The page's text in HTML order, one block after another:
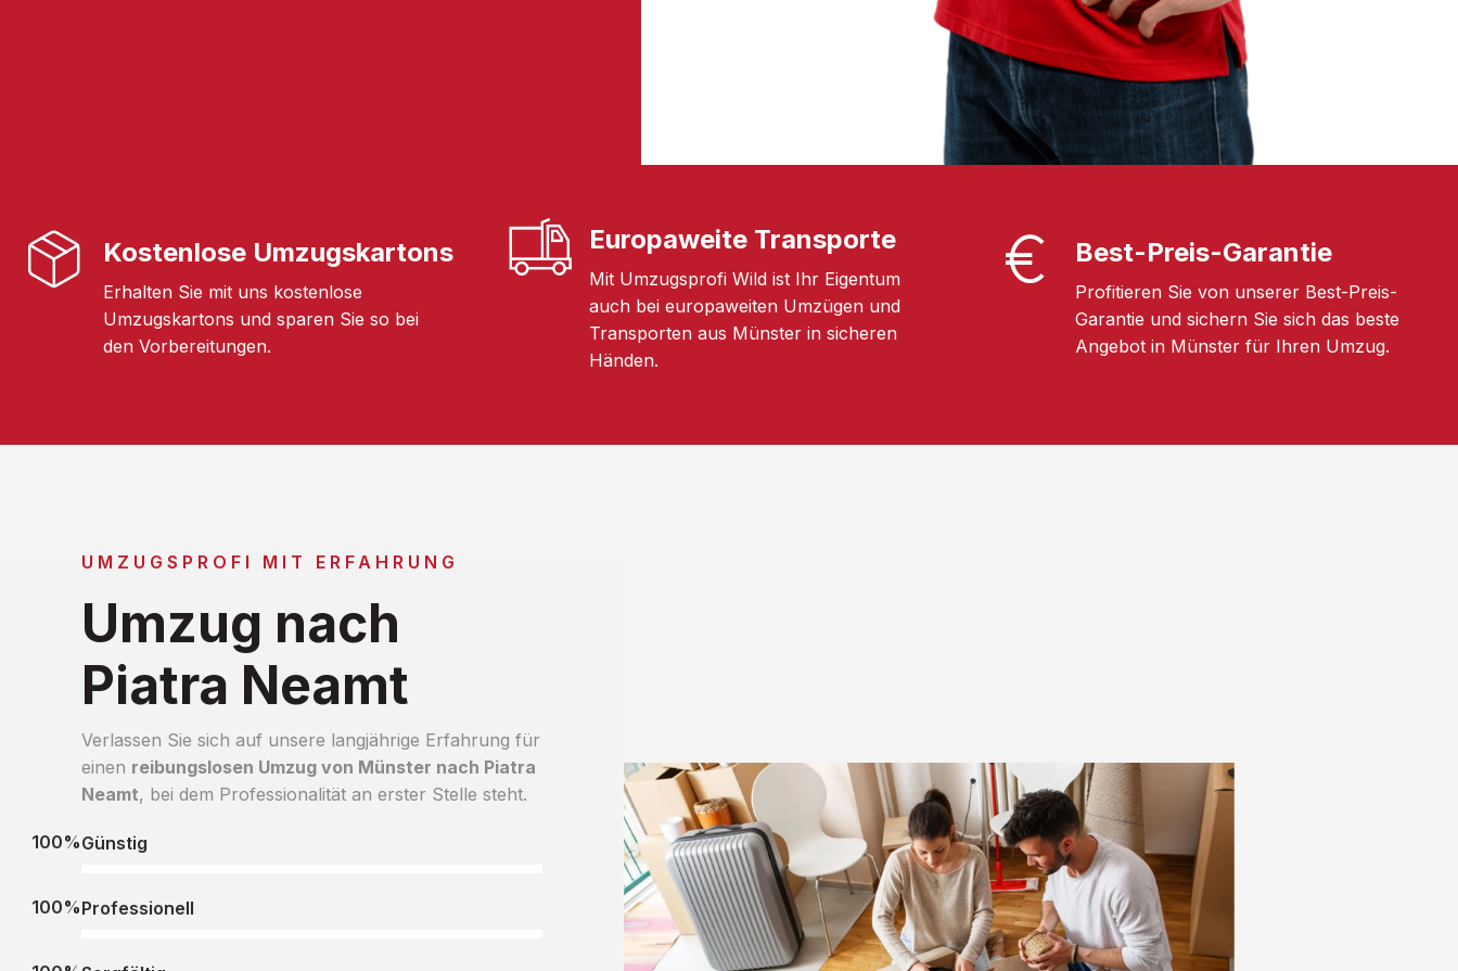
Kostenlose Umzugskartons
Erhalten Sie mit uns kostenlose
Umzugskartons und sparen Sie so bei
den Vorbereitungen.
Europaweite Transporte
Mit Umzugsprofi Wild ist Ihr Eigentum
auch bei europaweiten Umzügen und
Transporten aus Münster in sicheren
Händen.
Best-Preis-Garantie
Profitieren Sie von unserer Best-Preis-
Garantie und sichern Sie sich das beste
Angebot in Münster für Ihren Umzug.
UMZUGSPROFI MIT ERFAHRUNG
Umzug nach
Piatra Neamt
Verlassen Sie sich auf unsere langjährige Erfahrung für
einen reibungslosen Umzug von Münster nach Piatra
Neamt, bei dem Professionalität an erster Stelle steht.
Günstig
100%
Professionell
100%